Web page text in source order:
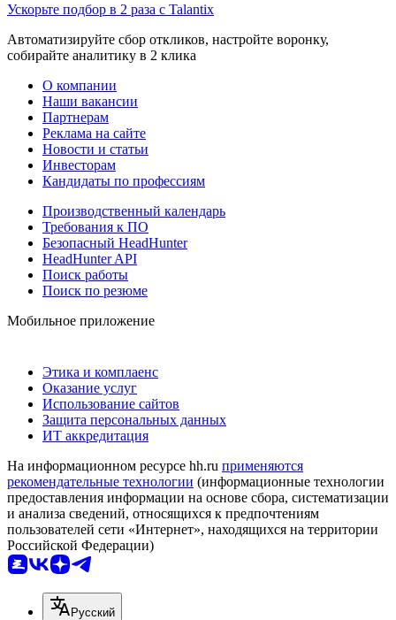
Ускорьте подбор в 2 раза с Talantix
Автоматизируйте сбор откликов, настройте воронку,
собирайте аналитику в 2 клика
О компании
Наши вакансии
Партнерам
Реклама на сайте
Новости и статьи
Инвесторам
Кандидаты по профессиям
Производственный календарь
Требования к ПО
Безопасный HeadHunter
HeadHunter API
Поиск работы
Поиск по резюме
Мобильное приложение
Этика и комплаенс
Оказание услуг
Использование сайтов
Защита персональных данных
ИТ аккредитация
На информационном ресурсе hh.ru применяются
рекомендательные технологии (информационные технологии
предоставления информации на основе сбора, систематизации
и анализа сведений, относящихся к предпочтениям
пользователей сети «Интернет», находящихся на территории
Российской Федерации)
Русский